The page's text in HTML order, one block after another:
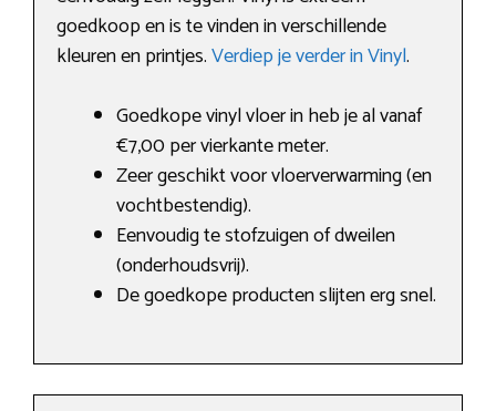
goedkoop en is te vinden in verschillende
kleuren en printjes.Verdiep je verder in Vinyl.
Goedkope vinyl vloer in heb je al vanaf
€7,00 per vierkante meter.
Zeer geschikt voor vloerverwarming (en
vochtbestendig).
Eenvoudig te stofzuigen of dweilen
(onderhoudsvrij).
De goedkope producten slijten erg snel.